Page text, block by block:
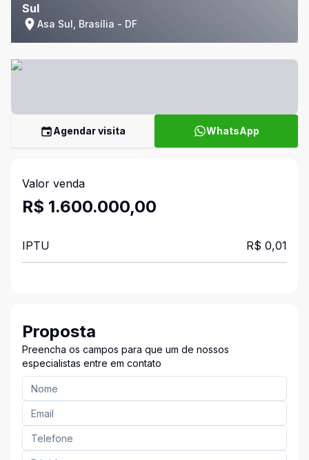
Sul
Asa Sul, Brasília - DF
Agendar visita WhatsApp
Valor venda
R$ 1.600.000,00
IPTU R$ 0,01
Proposta
Preencha os campos para que um de nossos
especialistas entre em contato